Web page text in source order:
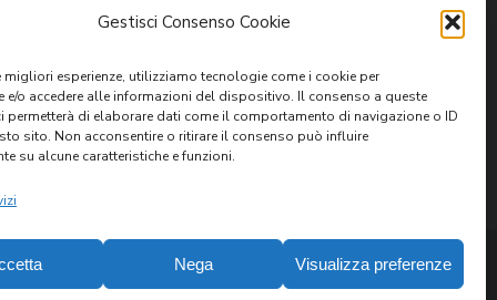
Gestisci Consenso Cookie
migliori esperienze, utilizziamo tecnologie come i cookie per
e/o accedere alle informazioni del dispositivo. Il consenso a queste
permetterà di elaborare dati come il comportamento di navigazione o ID
sito. Non acconsentire o ritirare il consenso può influire
su alcune caratteristiche e funzioni.
Nega Visualizza preferenze
Acceptprivacy policy